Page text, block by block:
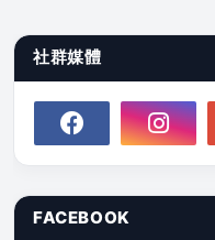
社群媒體
FACEBOOK